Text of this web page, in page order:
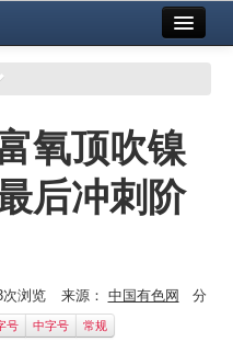
氧顶吹镍
后冲刺阶
次浏览 来源： 中国有色网 分
号 中字号 常规